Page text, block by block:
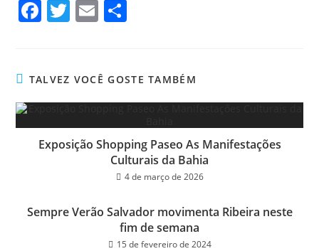
Fa
ok
T
er
E
TALVEZ VOCÊ GOSTE TAMBÉM
Exposição Shopping Paseo As Manifestações
Culturais da Bahia
4 de março de 2026
Sempre Verão Salvador movimenta Ribeira neste
fim de semana
15 de fevereiro de 2024